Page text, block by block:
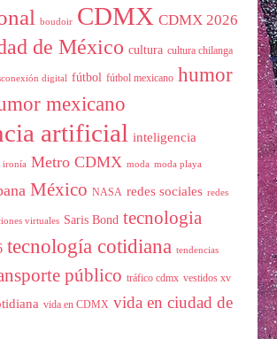
boudoir CDMX CDMX 2026
de México cultura cultura chilanga
digital fútbol fútbol mexicano humor
mexicano
artificial inteligencia
ironía Metro CDMX moda moda playa
México NASA redes sociales redes
virtuales Saris Bond tecnologia
tecnología cotidiana tendencias
público tráfico cdmx vestidos xv
vida en CDMX vida en ciudad de